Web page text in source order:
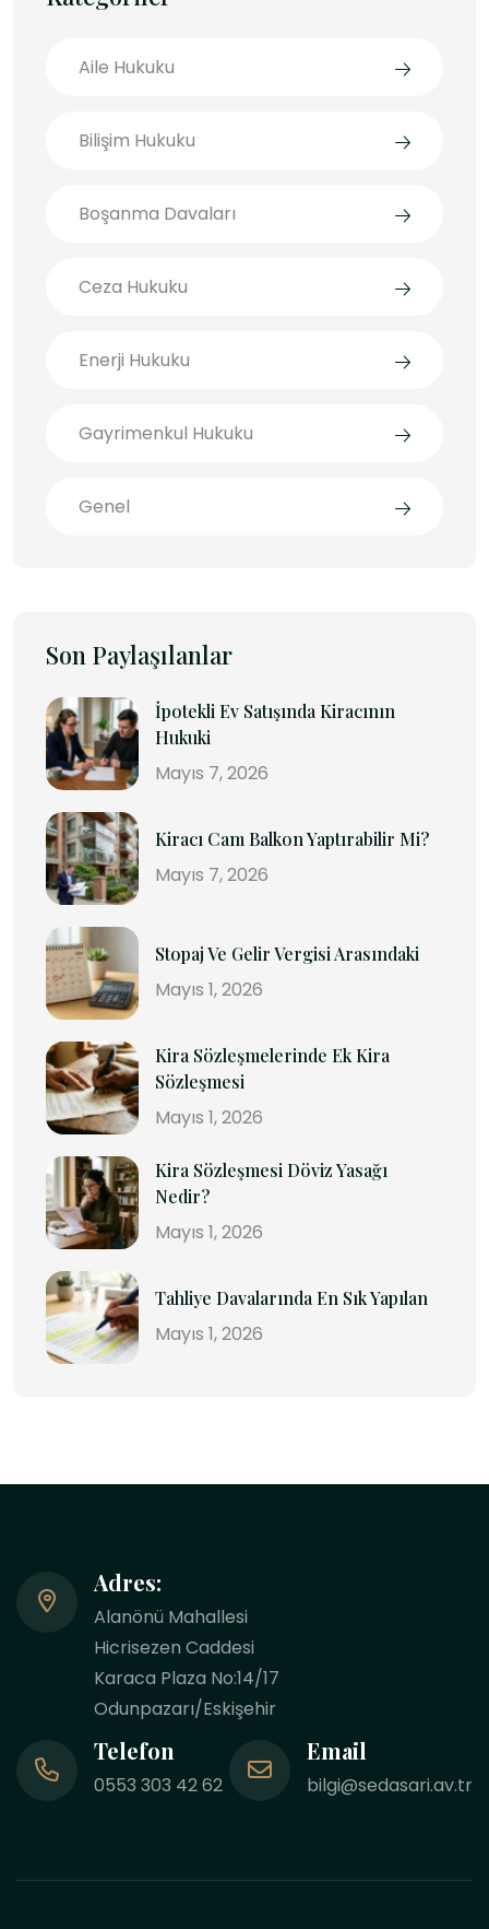
Aile Hukuku
Bilişim Hukuku
Boşanma Davaları
Ceza Hukuku
Enerji Hukuku
Gayrimenkul Hukuku
Genel
Son Paylaşılanlar
İpotekli Ev Satışında Kiracının
Hukuki
Mayıs 7, 2026
Kiracı Cam Balkon Yaptırabilir Mi?
Mayıs 7, 2026
Stopaj Ve Gelir Vergisi Arasındaki
Mayıs 1, 2026
Kira Sözleşmelerinde Ek Kira
Sözleşmesi
Mayıs 1, 2026
Kira Sözleşmesi Döviz Yasağı
Nedir?
Mayıs 1, 2026
Tahliye Davalarında En Sık Yapılan
Mayıs 1, 2026
Adres:
Alanönü Mahallesi
Hicrisezen Caddesi
Karaca Plaza No:14/17
Odunpazarı/Eskişehir
Telefon
0553 303 42 62
Email
bilgi@sedasari.av.tr